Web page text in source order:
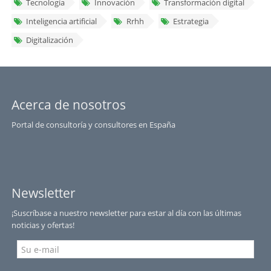
Tecnología Innovación
Transformación digital
Inteligencia artificial
Rrhh
Estrategia
Digitalización
Acerca de nosotros
Portal de consultoría y consultores en España
Newsletter
¡Suscríbase a nuestro newsletter para estar al día con las últimas
noticias y ofertas!